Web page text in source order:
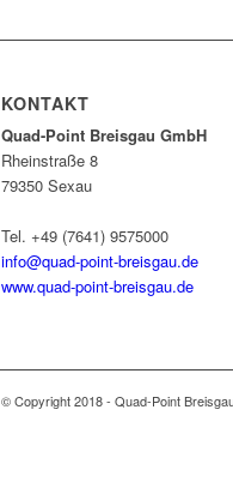
KONTAKT
Quad-Point Breisgau GmbH
Rheinstraße 8
79350 Sexau
Tel. +49 (7641) 9575000
info@quad-point-breisgau.de
www.quad-point-breisgau.de
© Copyright 2018 - Quad-Point